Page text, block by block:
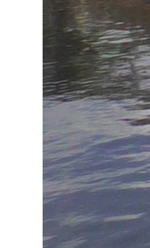
Energieeffizienz &
Grüne
klimaresiliente
21. Juli 2026